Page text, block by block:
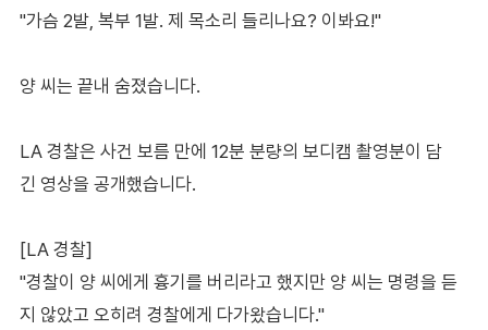
"가슴 2발, 복부 1발. 제 목소리 들리나요? 이봐요!"
양 씨는 끝내 숨졌습니다.
LA 경찰은 사건 보름 만에 12분 분량의 보디캠 촬영분이 담
긴 영상을 공개했습니다.
[LA 경찰]
"경찰이 양 씨에게 흉기를 버리라고 했지만 양 씨는 명령을 듣
지 않았고 오히려 경찰에게 다가왔습니다."